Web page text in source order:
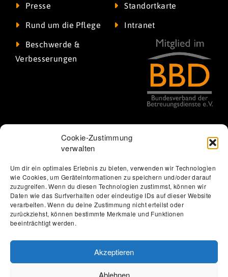
Cookie-Zustimmung
verwalten
Um dir ein optimales Erlebnis zu bieten, verwenden wir Technologien
wie Cookies, um Geräteinformationen zu speichern und/oder darauf
zuzugreifen. Wenn du diesen Technologien zustimmst, können wir
Daten wie das Surfverhalten oder eindeutige IDs auf dieser Website
verarbeiten. Wenn du deine Zustimmung nicht erteilst oder
zurückziehst, können bestimmte Merkmale und Funktionen
beeinträchtigt werden.
Akzeptieren
Ablehnen
Presse Standortkarte
Rund um die Pflege Intranet
Beschwerde &
Verbesserungen
Thomas Löbel | The Web Designer
Datenschutzerklärung
Erklärung zur Barrierefreiheit
Impressum
Förderung Jobs Kontakt